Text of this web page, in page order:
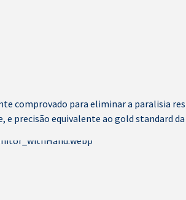
comprovado para eliminar a paralisia
e precisão equivalente ao gold standard